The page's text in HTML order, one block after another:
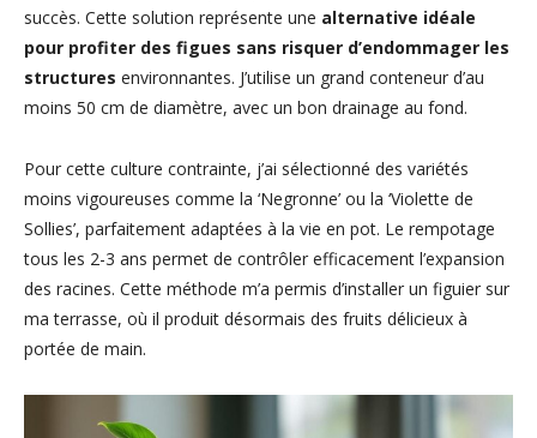
succès. Cette solution représente une alternative idéale
pour profiter des figues sans risquer d’endommager les
structures environnantes. J’utilise un grand conteneur d’au
moins 50 cm de diamètre, avec un bon drainage au fond.
Pour cette culture contrainte, j’ai sélectionné des variétés
moins vigoureuses comme la ‘Negronne’ ou la ‘Violette de
Sollies’, parfaitement adaptées à la vie en pot. Le rempotage
tous les 2-3 ans permet de contrôler efficacement l’expansion
des racines. Cette méthode m’a permis d’installer un figuier sur
ma terrasse, où il produit désormais des fruits délicieux à
portée de main.